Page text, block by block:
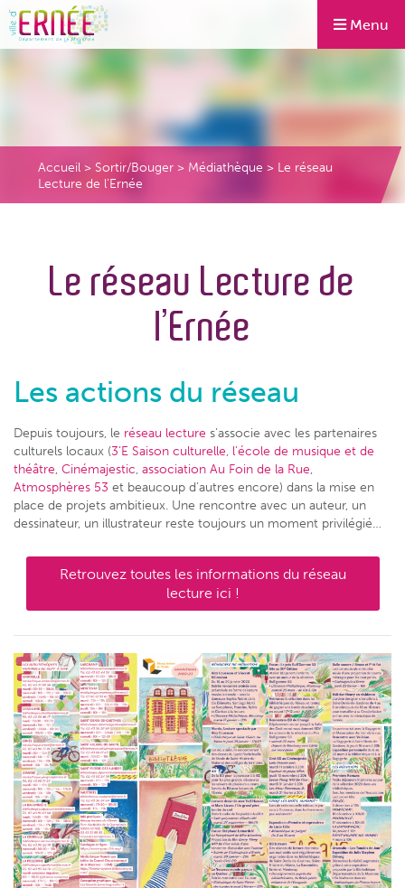
Menu
Accueil > Sortir/Bouger > Médiathèque > Le réseau
Lecture de l’Ernée
Le réseau Lecture de
l’Ernée
Les actions du réseau
Depuis toujours, le réseau lecture s’associe avec les partenaires
culturels locaux (3’E Saison culturelle, l’école de musique et de
théâtre, Cinémajestic, association Au Foin de la Rue,
Atmosphères 53 et beaucoup d’autres encore) dans la mise en
place de projets ambitieux. Une rencontre avec un auteur, un
dessinateur, un illustrateur reste toujours un moment privilégié…
Retrouvez toutes les informations du réseau
lecture ici !